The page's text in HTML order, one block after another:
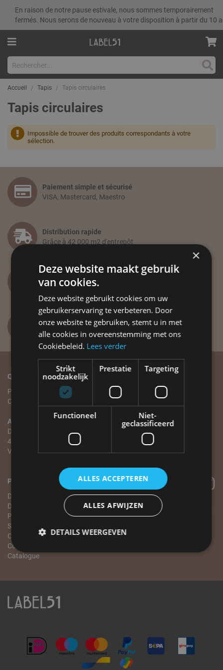
En raison de notre pause estivale, nous sommes temporairement
fermés. Nous serons de nouveau à votre disposition à partir du 10
Accueil Tapis Tapis circulaires
Tapis circulaires
Impossible de trouver des produits correspondants à votre
sélection.
Paiement simple et sécurisé
VISA, Mastercard, Maestro
Distribution rapide
Grâce à 42 000 m2 d'entrepôt
Vous avez des questions ?
info@label51.com
+31(0)318-479 837
Lundi au vendredi de 8h30 à 12h30
Qui sommes-nous?
Plus de LABEL51
Contact
Adresse
De Geer 8
4004 LT TIEL
Visites sur rendez-vous
Service client
Paiement et annulation
Échange et retour
Garantie et réparation
Points de vente
Conditions générales
Pour les entreprises
Devenez revendeur
Demande de matériel visuel
Programme
Salle d'exposition
Commander
Conditions générales
Catalogue
Tous les prix sur le site la incluent
×
Deze website maakt gebruik
van cookies.
Deze website gebruikt cookies om uw
gebruikerservaring te verbeteren. Door
onze website te gebruiken, stemt u in met
alle cookies in overeenstemming met ons
Cookiebeleid. Lees verder
Strikt
noodzakelijk
Prestatie Targeting
Functioneel
Niet-
geclassificeerd
ALLES ACCEPTEREN
ALLES AFWIJZEN
DETAILS WEERGEVEN